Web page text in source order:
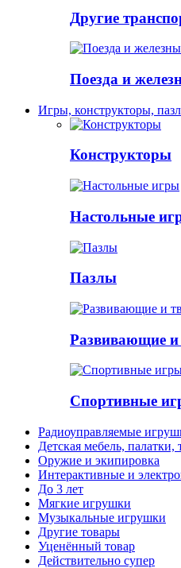
Другие
Поезда и
Игры, конструкторы,
Конструкторы
Настольные
Пазлы
Развивающие и
Спортивные
Радиоуправляемые
Детская мебель, палатки,
Оружие и экипировка
Интерактивные и
До 3 лет
Мягкие игрушки
Музыкальные игрушки
Другие товары
Уценённый товар
Действительно супер